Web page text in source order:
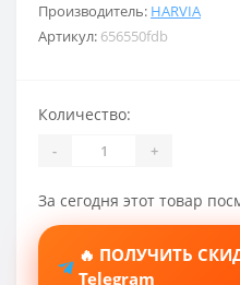
Производитель: HARVIA
Артикул: 656550fdb
Количество:
- +
За сегодня этот товар
🔥 ПОЛУЧИТЬ
Telegram